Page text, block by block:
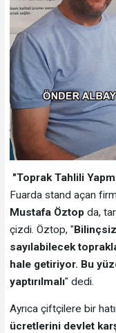
"Toprak Tahlili
Fuarda stand açan
Mustafa Öztopda,
çizdi. Öztop, "
sayılabilecek
hale getiriyor. Bu
yaptırılmalı" dedi.
Ayrıca çiftçilere bir
ücretlerini devlet